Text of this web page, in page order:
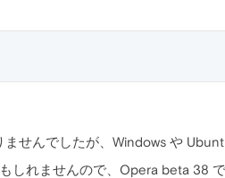
せんでしたが、Windows や
しれませんので、Opera beta 38